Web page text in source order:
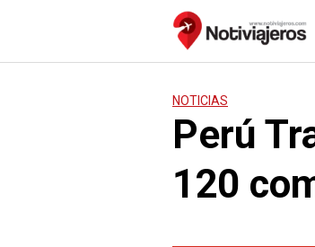
NOTICIAS
Perú
120